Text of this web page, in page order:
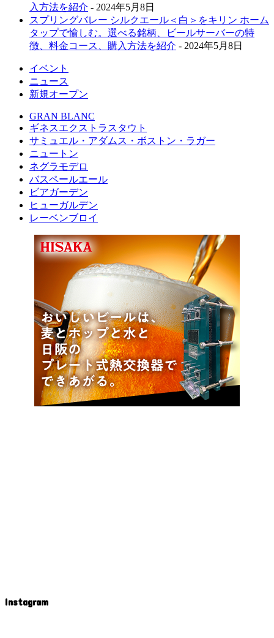
入方法を紹介 - 2024年5月8日
スプリングバレー シルクエール＜白＞をキリン ホーム
タップで愉しむ。選べる銘柄、ビールサーバーの特
徴、料金コース、購入方法を紹介 - 2024年5月8日
イベント
ニュース
新規オープン
GRAN BLANC
ギネスエクストラスタウト
サミュエル・アダムス・ボストン・ラガー
ニュートン
ネグラモデロ
バスペールエール
ビアガーデン
ヒューガルデン
レーベンブロイ
Instagram